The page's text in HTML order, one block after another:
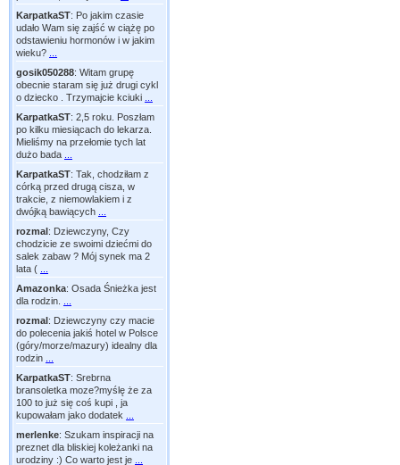
KarpatkaST: Po jakim czasie
udało Wam się zajść w ciążę po
odstawieniu hormonów i w jakim
wieku?
gosik050288: Witam grupę
obecnie staram się już drugi cykl
o dziecko . Trzymajcie kciuki
KarpatkaST: 2,5 roku. Poszłam
po kilku miesiącach do lekarza.
Mieliśmy na przełomie tych lat
dużo bada
KarpatkaST: Tak, chodziłam z
córką przed drugą cisza, w
trakcie, z niemowlakiem i z
dwójką bawiących
rozmal: Dziewczyny, Czy
chodzicie ze swoimi dziećmi do
salek zabaw ? Mój synek ma 2
lata (
Amazonka: Osada Śnieżka jest
dla rodzin.
rozmal: Dziewczyny czy macie
do polecenia jakiś hotel w Polsce
(góry/morze/mazury) idealny dla
rodzin
KarpatkaST: Srebrna
bransoletka moze?myślę że za
100 to już się coś kupi , ja
kupowałam jako dodatek
merlenke: Szukam inspiracji na
preznet dla bliskiej koleżanki na
urodziny :) Co warto jest je